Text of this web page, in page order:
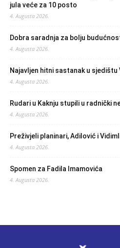
jula veće za 10 posto
4. Augusta 2026.
Dobra saradnja za bolju
4. Augusta 2026.
Najavljen hitni sastanak u sjedištu
4. Augusta 2026.
Rudari u Kaknju stupili u radnički
4. Augusta 2026.
Preživjeli planinari, Adilović i
4. Augusta 2026.
Spomen za Fadila Imamovića
4. Augusta 2026.